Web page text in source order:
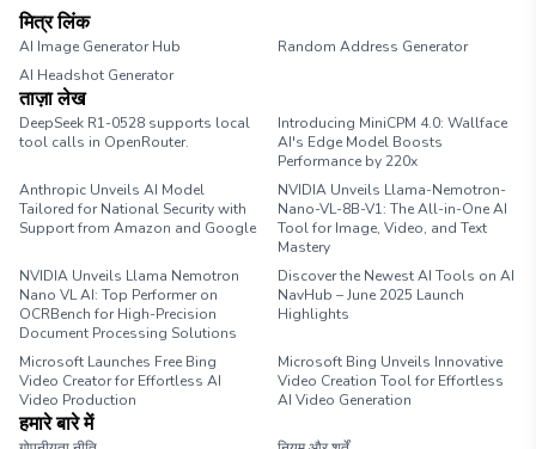
मित्र लिंक
AI Image Generator Hub
Random Address Generator
AI Headshot Generator
ताज़ा लेख
DeepSeek R1-0528 supports local
tool calls in OpenRouter.
Introducing MiniCPM 4.0: Wallface
AI's Edge Model Boosts
Performance by 220x
Anthropic Unveils AI Model
Tailored for National Security with
Support from Amazon and Google
NVIDIA Unveils Llama-Nemotron-
Nano-VL-8B-V1: The All-in-One AI
Tool for Image, Video, and Text
Mastery
NVIDIA Unveils Llama Nemotron
Nano VL AI: Top Performer on
OCRBench for High-Precision
Document Processing Solutions
Discover the Newest AI Tools on AI
NavHub – June 2025 Launch
Highlights
Microsoft Launches Free Bing
Video Creator for Effortless AI
Video Production
Microsoft Bing Unveils Innovative
Video Creation Tool for Effortless
AI Video Generation
हमारे बारे में